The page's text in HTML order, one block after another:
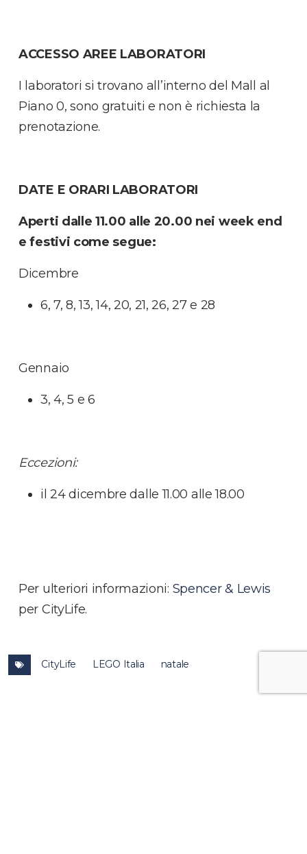
ACCESSO AREE LABORATORI
I laboratori si trovano all’interno del Mall al
Piano 0, sono gratuiti e non è richiesta la
prenotazione.
DATE E ORARI LABORATORI
Aperti dalle 11.00 alle 20.00 nei week end
e festivi come segue:
Dicembre
6, 7, 8, 13, 14, 20, 21, 26, 27 e 28
Gennaio
3, 4, 5 e 6
Eccezioni:
il 24 dicembre dalle 11.00 alle 18.00
Per ulteriori informazioni: Spencer & Lewis
per CityLife.
CityLife LEGO Italia natale